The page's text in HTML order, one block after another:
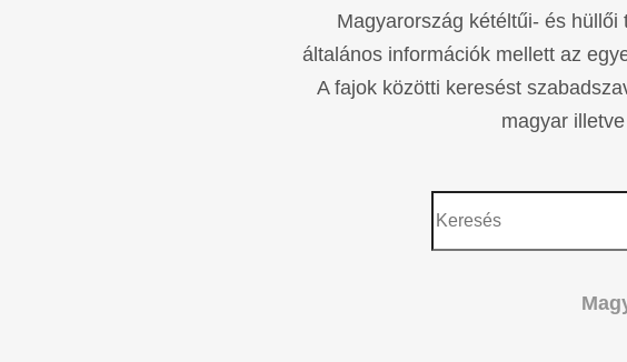
Magyarország kétéltűi- és
általános információk mellett az
A fajok közötti keresést
magyar